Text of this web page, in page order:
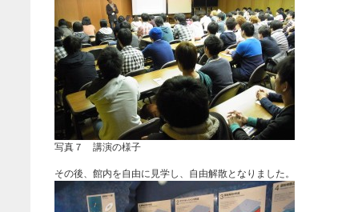
写真７ 講演の様子
その後、館内を自由に見学し、自由解散となりました。